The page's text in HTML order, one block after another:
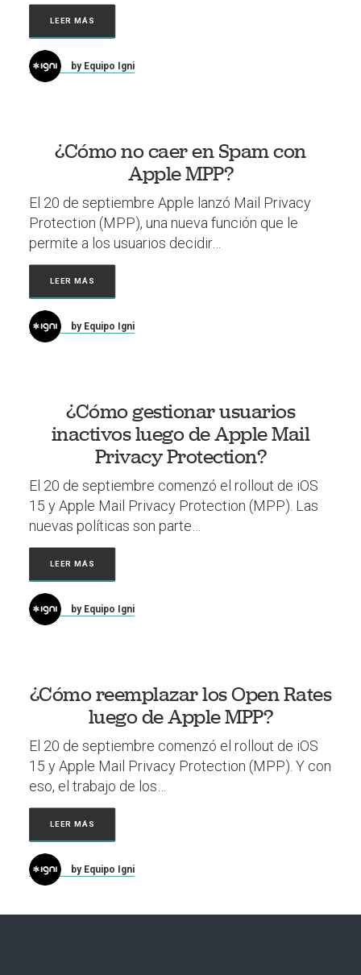
LEER MÁS
by Equipo Igni
¿Cómo no caer en Spam con
Apple MPP?
El 20 de septiembre Apple lanzó Mail Privacy
Protection (MPP), una nueva función que le
permite a los usuarios decidir…
LEER MÁS
by Equipo Igni
¿Cómo gestionar usuarios
inactivos luego de Apple Mail
Privacy Protection?
El 20 de septiembre comenzó el rollout de iOS
15 y Apple Mail Privacy Protection (MPP). Las
nuevas políticas son parte…
LEER MÁS
by Equipo Igni
¿Cómo reemplazar los Open Rates
luego de Apple MPP?
El 20 de septiembre comenzó el rollout de iOS
15 y Apple Mail Privacy Protection (MPP). Y con
eso, el trabajo de los…
LEER MÁS
by Equipo Igni